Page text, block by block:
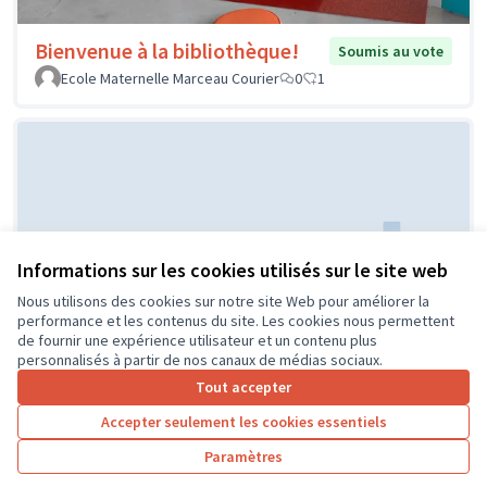
Informations sur les cookies utilisés sur le site web
Nous utilisons des cookies sur notre site Web pour améliorer la
performance et les contenus du site. Les cookies nous permettent
de fournir une expérience utilisateur et un contenu plus
personnalisés à partir de nos canaux de médias sociaux.
Tout accepter
Accepter seulement les cookies essentiels
Paramètres
Bienvenue à la bibliothèque!
Soumis au vote
Ecole Maternelle Marceau Courier
0 1
Réaménagement de la classe de
CP
Soumis au
vote
ECOLE PUBLIQUE
0 0